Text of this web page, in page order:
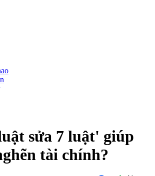
sửa 7 luật' giúp
tài chính?